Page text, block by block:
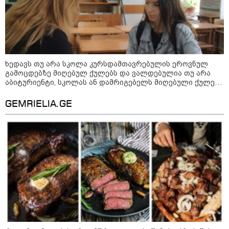
კატეგორიის ყველა სიახლე
პაატა ზაქარეიშვილის მწვავე
"ყველაფერი დეტალურად ვიცი...
კამანში მოკლული ქართველები მე
გადმოვასვენე... ბარამიძე კი
ტყუის"
აგვისტოს ომში, გორში
საბრძოლო ნათლობა მიღებული
რუსული „ისკანდერი“ დღეს კიევის
მთავარ კოშმარად იქცა
კრეისერ "ედინბურგის" საიდუმლო:
როგორ იპოვეს 40 წლის შემდეგ 5
ტონა "სტალინის ოქრო"
ხედავს თუ არა სკოლა კურსდამთავრებულის ეროვნულ
გამოცდებზე მიღებულ ქულებს და ვალდებულია თუ არა
აბიტურიენტი, სკოლას ან დამრიგებელს მიღებული ქულები
GEMRIELIA.GE